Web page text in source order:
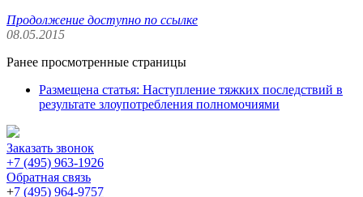
Продолжение доступно по ссылке
08.05.2015
Ранее просмотренные страницы
Размещена статья: Наступление тяжких последствий в
результате злоупотребления полномочиями
Заказать звонок
+7 (495) 963-1926
Обратная связь
+7 (495) 964-9757